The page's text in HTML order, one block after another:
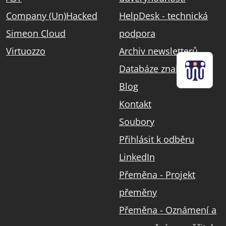
Company (Un)Hacked
Simeon Cloud
Virtuozzo
HelpDesk - technická
podpora
Archiv newsletterů
Databáze znalostí
Blog
Kontakt
Soubory
Přihlásit k odběru
LinkedIn
Přeměna - Projekt
přeměny
Přeměna - Oznámení a